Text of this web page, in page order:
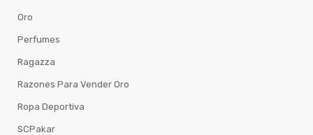
Oro
Perfumes
Ragazza
Razones Para Vender Oro
Ropa Deportiva
SCPakar